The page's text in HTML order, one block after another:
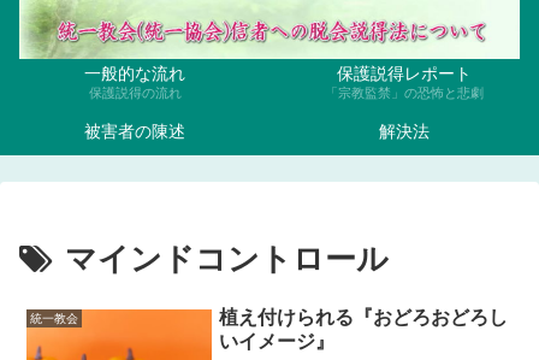
一般的な流れ
保護説得の流れ
保護説得レポート
「宗教監禁」の恐怖と悲劇
被害者の陳述 解決法
マインドコントロール
統一教会
植え付けられる『おどろおどろし
いイメージ』